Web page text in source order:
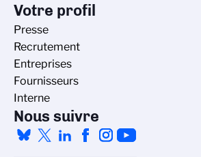
Votre profil
Presse
Recrutement
Entreprises
Fournisseurs
Interne
Nous suivre